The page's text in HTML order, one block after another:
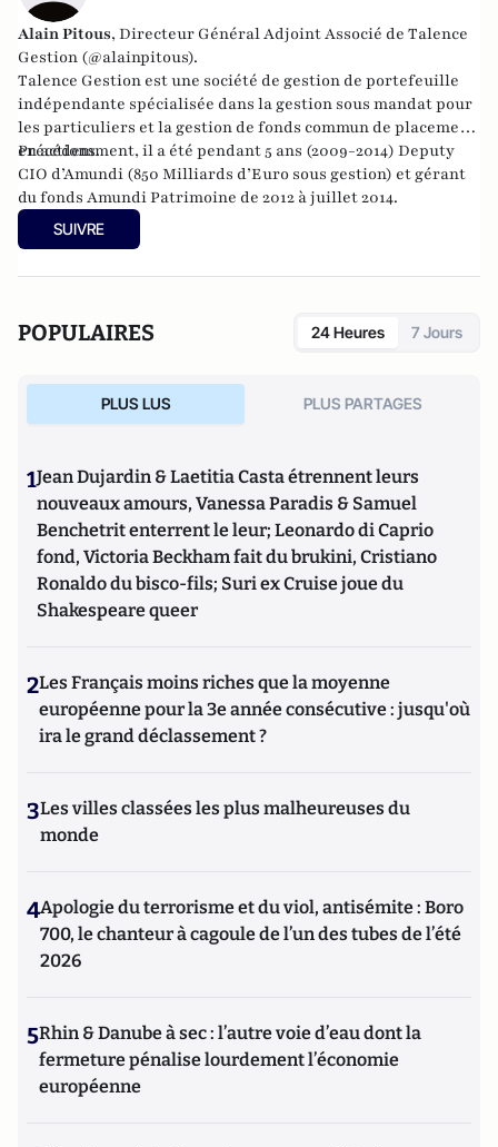
Alain Pitous, Directeur Général Adjoint Associé de Talence
Gestion (@alainpitous).
Talence Gestion est une société de gestion de portefeuille
indépendante spécialisée dans la gestion sous mandat pour
les particuliers et la gestion de fonds commun de placement
en actions.
Précédemment, il a été pendant 5 ans (2009-2014) Deputy
CIO d’Amundi (850 Milliards d’Euro sous gestion) et gérant
du fonds Amundi Patrimoine de 2012 à juillet 2014.
SUIVRE
POPULAIRES 24 Heures 7 Jours
PLUS LUS PLUS PARTAGES
1Jean Dujardin & Laetitia Casta étrennent leurs
nouveaux amours, Vanessa Paradis & Samuel
Benchetrit enterrent le leur; Leonardo di Caprio
fond, Victoria Beckham fait du brukini, Cristiano
Ronaldo du bisco-fils; Suri ex Cruise joue du
Shakespeare queer
2Les Français moins riches que la moyenne
européenne pour la 3e année consécutive : jusqu'où
ira le grand déclassement ?
3Les villes classées les plus malheureuses du
monde
4Apologie du terrorisme et du viol, antisémite : Boro
700, le chanteur à cagoule de l’un des tubes de l’été
2026
5Rhin & Danube à sec : l’autre voie d’eau dont la
fermeture pénalise lourdement l’économie
européenne